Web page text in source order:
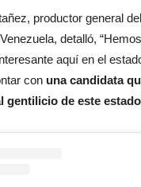
productor general
detalló,
aquí en el
con una candidata
gentilicio de este estado